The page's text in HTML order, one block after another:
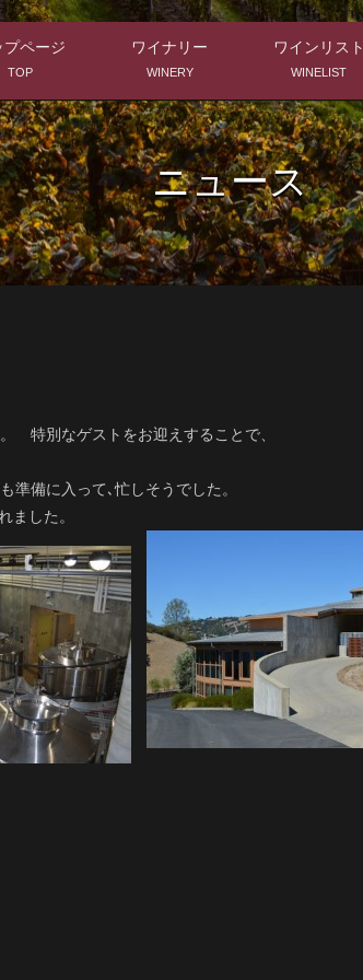
プページ
TOP
ワイナリー
WINERY
ワインリスト
WINELIST
ニュース
特別なゲストをお迎えすることで、
準備に入って､忙しそうでした。
ました。